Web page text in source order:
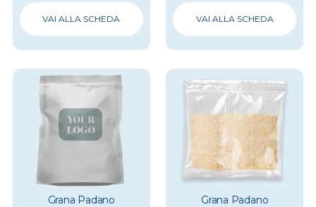
VAI ALLA SCHEDA VAI ALLA SCHEDA
Grana Padano
Grana Padano